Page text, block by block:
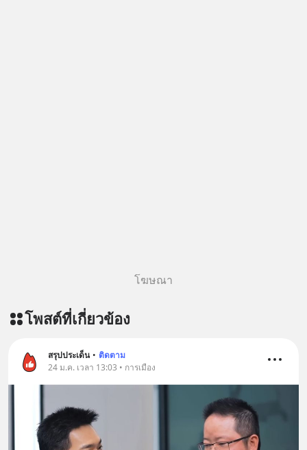
โฆษณา
โพสต์ที่เกี่ยวข้อง
สรุปประเด็น • ติดตาม
24 ม.ค. เวลา 13:03 • การเมือง